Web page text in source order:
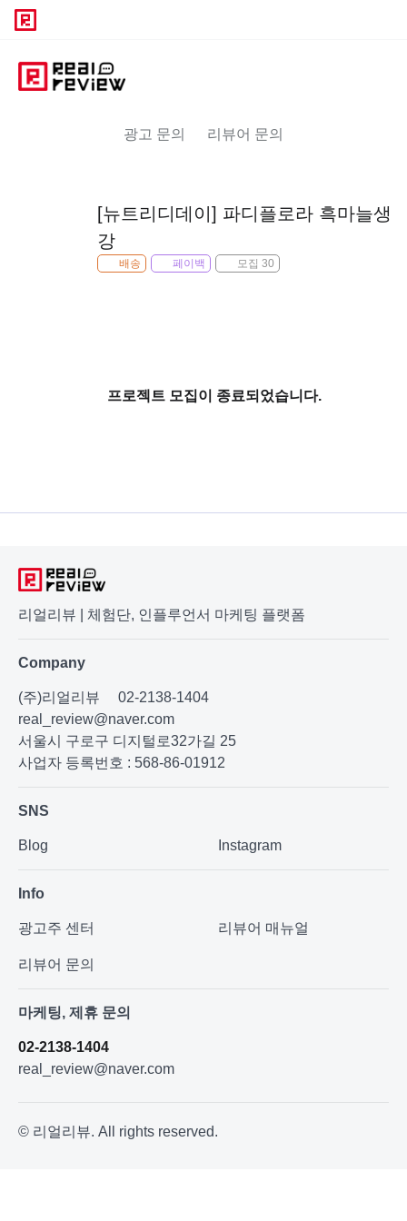
광고 문의 리뷰어 문의
[뉴트리디데이] 파디플로라 흑마늘생
강
배송 페이백 모집 30
프로젝트 모집이 종료되었습니다.
리얼리뷰 | 체험단, 인플루언서 마케팅 플랫폼
Company
(주)리얼리뷰
02-2138-1404
real_review@naver.com
서울시 구로구 디지털로32가길 25
사업자 등록번호 : 568-86-01912
SNS
Blog Instagram
Info
광고주 센터 리뷰어 매뉴얼
리뷰어 문의
마케팅, 제휴 문의
02-2138-1404
real_review@naver.com
© 리얼리뷰. All rights reserved.